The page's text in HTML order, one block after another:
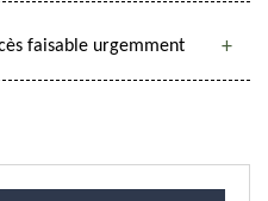
faisable urgemment